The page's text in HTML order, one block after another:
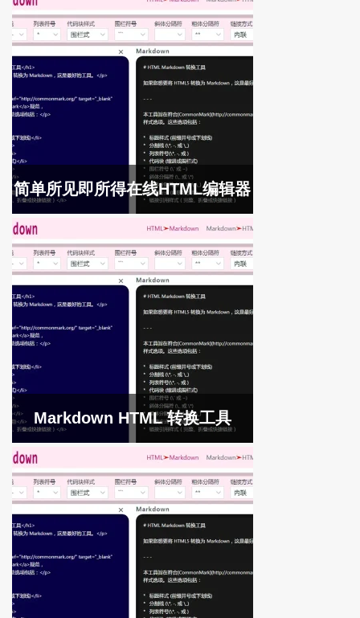
简单所见即所得在线HTML编辑器
Markdown HTML 转换工具